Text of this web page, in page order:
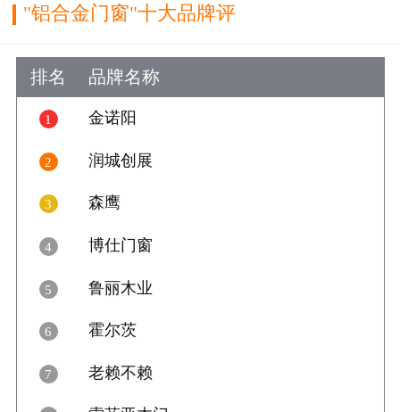
"铝合金门窗"十大品牌评
选
排名 品牌名称
好评数 好评
1 金诺阳
4
2 润城创展
5
3 森鹰
12
4 博仕门窗
10
5 鲁丽木业
9
6 霍尔茨
6
7 老赖不赖